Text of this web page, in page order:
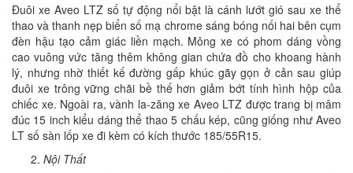
Đuôi xe Aveo LTZ số tự động nổi bật là cánh lướt gió sau xe thể
thao và thanh nẹp biển số mạ chrome sáng bóng nối hai bên cụm
đèn hậu tạo cảm giác liền mạch. Mông xe có phom dáng vồng
cao vuông vức tăng thêm không gian chứa đồ cho khoang hành
lý, nhưng nhờ thiết kế đường gấp khúc gãy gọn ở cản sau giúp
đuôi xe trông vững chãi bề thế hơn giảm bớt tính hình hộp của
chiếc xe. Ngoài ra, vành la-zăng xe Aveo LTZ được trang bị mâm
đúc 15 inch kiểu dáng thể thao 5 chấu kép, cũng giống như Aveo
LT số sàn lốp xe đi kèm có kích thước 185/55R15.
Nội Thất